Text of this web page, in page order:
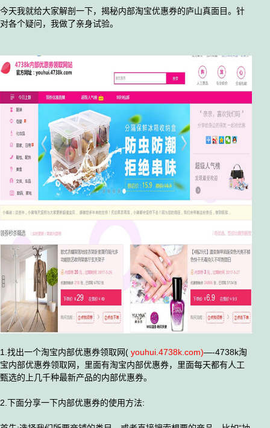
今天我就给大家解剖一下，揭秘内部淘宝优惠券的庐山真面目。针
对各个疑问，我做了亲身试验。
1.找出一个淘宝内部优惠券领取网( youhui.4738k.com)—-4738k淘
宝内部优惠券领取网，里面有淘宝内部优惠券，里面每天都有人工
甄选的上几千种最新产品的内部优惠券。
2.下面分享一下内部优惠券的使用方法: